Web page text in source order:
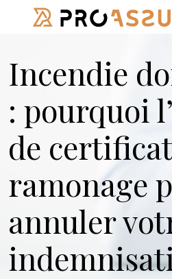
Incendie
: pourquoi
de
ramonage
annuler